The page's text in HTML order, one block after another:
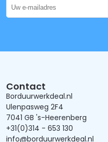
Contact
Borduurwerkdeal.nl
Ulenpasweg 2F4
7041 GB 's-Heerenberg
+31(0)314 - 653 130
info@borduurwerkdeal.nl